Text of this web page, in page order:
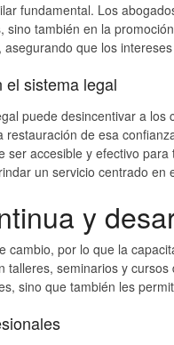
fundamental. Los
también en la
que los
el sistema legal
puede desincentivar a
de esa
ser accesible y efectivo
un servicio centrado en
y
cambio, por lo que la
seminarios y
sino que también les